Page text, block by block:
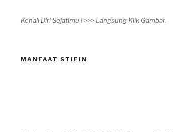
Kenali Diri Sejatimu ! >>> Langsung Klik Gambar.
MANFAAT STIFIN